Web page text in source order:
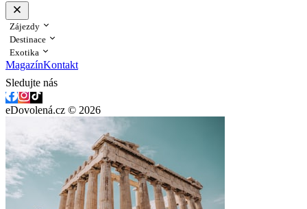
Zájezdy
Destinace
Exotika
MagazínKontakt
Sledujte nás
eDovolená.cz © 2026